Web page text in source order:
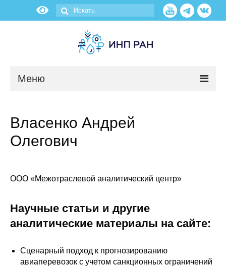
Меню
Научные подразделения
Сотрудники
Отчетность
Власенко Андрей
Олегович
ООО «Межотраслевой аналитический центр»
Научные статьи и другие
аналитические материалы на сайте:
Сценарный подход к прогнозированию
авиаперевозок с учетом санкционных ограничений